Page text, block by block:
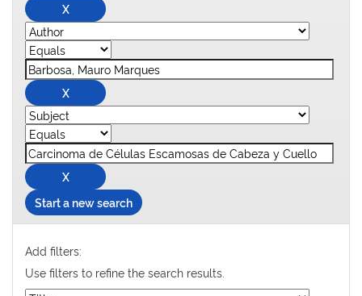
Start a new search
Add filters:
Use filters to refine the search results.